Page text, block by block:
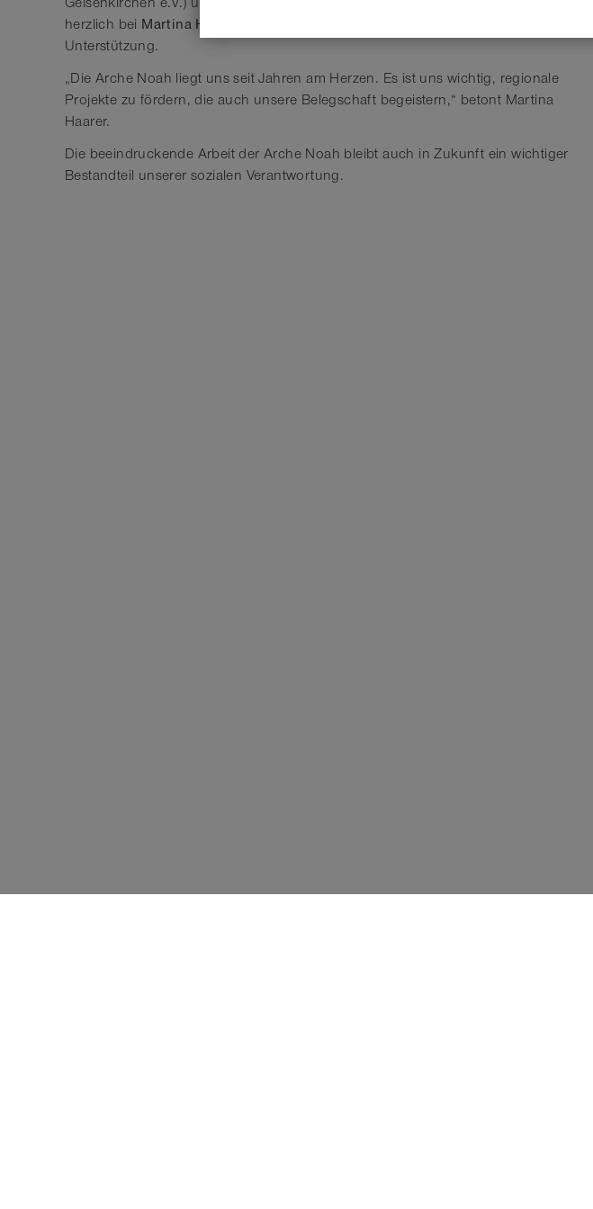
herzlich bei Martina Haarer
Unterstützung.
„Die Arche Noah liegt uns seit Jahren am Herzen. Es ist uns wichtig, regionale
Projekte zu fördern, die auch unsere Belegschaft begeistern,“ betont Martina
Haarer.
Die beeindruckende Arbeit der Arche Noah bleibt auch in Zukunft ein wichtiger
Bestandteil unserer sozialen Verantwortung.